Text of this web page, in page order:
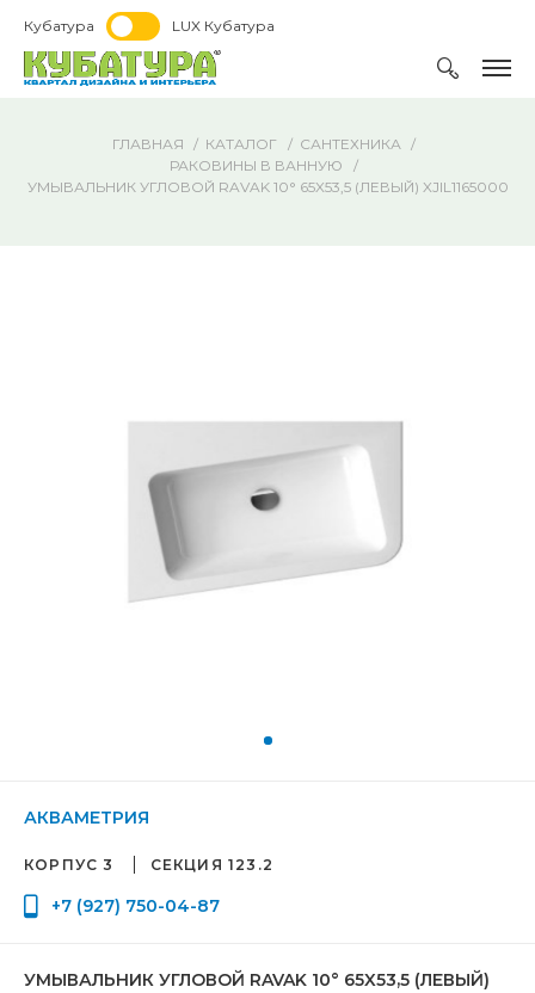
Кубатура LUX Кубатура
ГЛАВНАЯ КАТАЛОГ
САНТЕХНИКА
РАКОВИНЫ В ВАННУЮ
УМЫВАЛЬНИК УГЛОВОЙ RAVAK 10° 65X53,5 (ЛЕВЫЙ) XJIL1165000
АКВАМЕТРИЯ
КОРПУС 3 СЕКЦИЯ 123.2
+7 (927) 750-04-87
УМЫВАЛЬНИК УГЛОВОЙ RAVAK 10° 65X53,5 (ЛЕВЫЙ)